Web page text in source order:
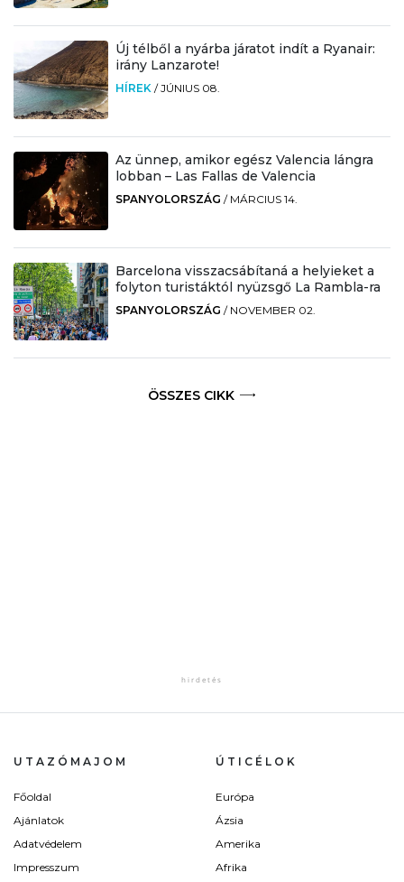
Új télből a nyárba járatot indít a Ryanair:
irány Lanzarote!
HÍREK /JÚNIUS 08.
Az ünnep, amikor egész Valencia lángra
lobban – Las Fallas de Valencia
SPANYOLORSZÁG / MÁRCIUS 14.
Barcelona visszacsábítaná a helyieket a
folyton turistáktól nyüzsgő La Rambla-ra
SPANYOLORSZÁG / NOVEMBER 02.
ÖSSZES CIKK
UTAZÓMAJOM
Főoldal
Ajánlatok
Adatvédelem
Impresszum
ÚTICÉLOK
Európa
Ázsia
Amerika
Afrika